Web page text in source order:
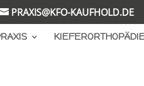
PRAXIS@KFO-KAUFHOLD.DE